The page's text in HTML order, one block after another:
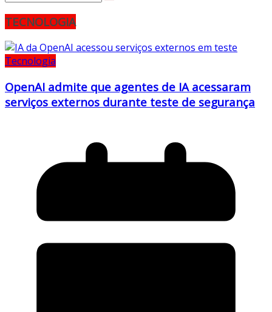
TECNOLOGIA
Tecnologia
OpenAI admite que agentes de IA acessaram
serviços externos durante teste de segurança